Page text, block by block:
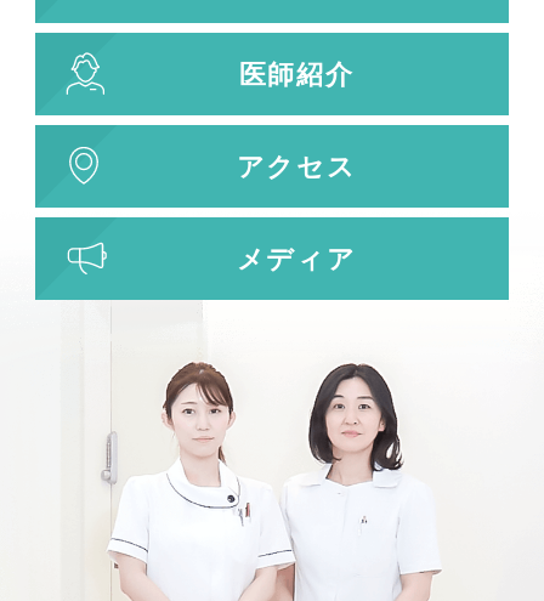
医師紹介
アクセス
メディア